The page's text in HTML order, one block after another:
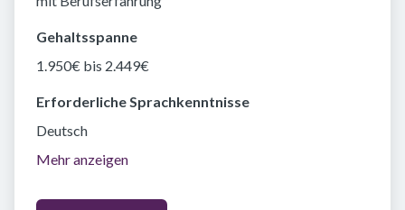
Gehaltsspanne
1.950€ bis 2.449€
Erforderliche Sprachkenntnisse
Deutsch
Mehr anzeigen